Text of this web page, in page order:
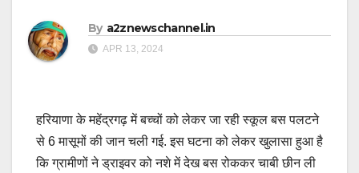
By a2znewschannel.in
APR 13, 2024
हरियाणा के महेंद्रगढ़ में बच्चों को लेकर जा रही स्कूल बस पलटने
से 6 मासूमों की जान चली गई. इस घटना को लेकर खुलासा हुआ है
कि ग्रामीणों ने ड्राइवर को नशे में देख बस रोककर चाबी छीन ली